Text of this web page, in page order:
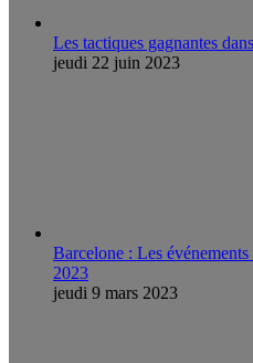
Les tactiques gagnantes
jeudi 22 juin 2023
Barcelone : Les
2023
jeudi 9 mars 2023